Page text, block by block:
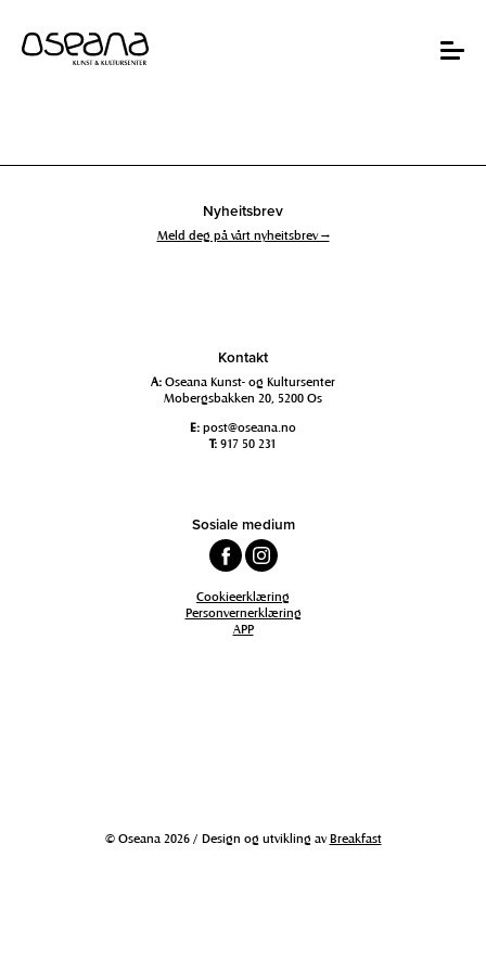
innhold
navigasjon
Toggle
Nyheitsbrev
Meld deg på vårt nyheitsbrev →
Kontakt
A: Oseana Kunst- og Kultursenter
Mobergsbakken 20, 5200 Os
E: post@oseana.no
T: 917 50 231
Sosiale medium
Cookieerklæring
Personvernerklæring
APP
© Oseana 2026 / Design og utvikling avBreakfast